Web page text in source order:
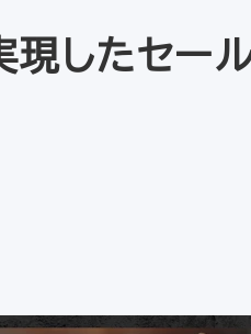
したセー